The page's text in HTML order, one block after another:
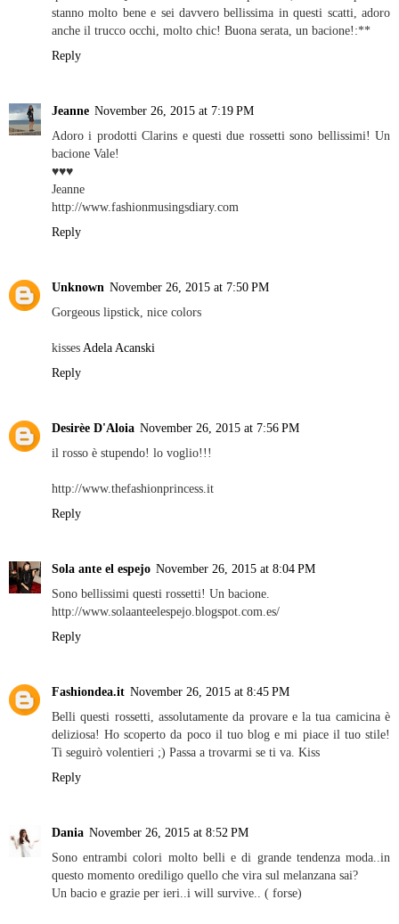
stanno molto bene e sei davvero bellissima in questi scatti, adoro
anche il trucco occhi, molto chic! Buona serata, un bacione!:**
Reply
Jeanne November 26, 2015 at 7:19 PM
Adoro i prodotti Clarins e questi due rossetti sono bellissimi! Un
bacione Vale!
♥♥♥
Jeanne
http://www.fashionmusingsdiary.com
Reply
Unknown November 26, 2015 at 7:50 PM
Gorgeous lipstick, nice colors
kisses Adela Acanski
Reply
Desirèe D'Aloia November 26, 2015 at 7:56 PM
il rosso è stupendo! lo voglio!!!
http://www.thefashionprincess.it
Reply
Sola ante el espejo November 26, 2015 at 8:04 PM
Sono bellissimi questi rossetti! Un bacione.
http://www.solaanteelespejo.blogspot.com.es/
Reply
Fashiondea.it November 26, 2015 at 8:45 PM
Belli questi rossetti, assolutamente da provare e la tua camicina è
deliziosa! Ho scoperto da poco il tuo blog e mi piace il tuo stile!
Ti seguirò volentieri ;) Passa a trovarmi se ti va. Kiss
Reply
Dania November 26, 2015 at 8:52 PM
Sono entrambi colori molto belli e di grande tendenza moda..in
questo momento orediligo quello che vira sul melanzana sai?
Un bacio e grazie per ieri..i will survive.. ( forse)